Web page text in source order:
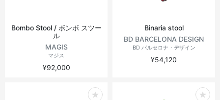
Bombo Stool / ボンボ スツー
ル
MAGIS
マジス
¥92,000
Binaria stool
BD BARCELONA DESIGN
BD バルセロナ・デザイン
¥54,120